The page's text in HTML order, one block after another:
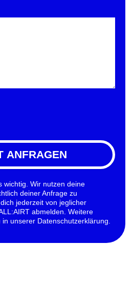
ANFRAGEN
wichtig. Wir nutzen deine
deiner Anfrage zu
jederzeit von jeglicher
abmelden. Weitere
unserer Datenschutzerklärung.